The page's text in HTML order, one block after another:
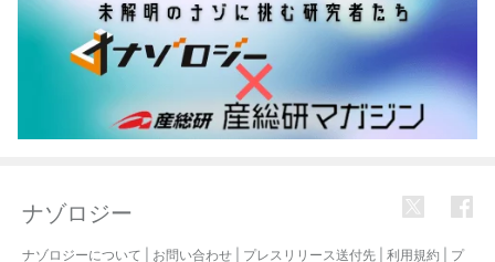
ナゾロジー
ナゾロジーについて お問い合わせ プレスリリース送付先 利用規約 プ